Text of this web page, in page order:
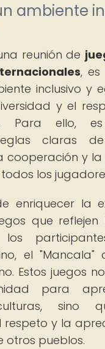
ambiente
reunión de
, es
inclusivo y
y el
Para ello,
claras
cooperación y
los
enriquecer la
que reflejen
el
Estos juegos
para
sino
respeto y la
otros pueblos.